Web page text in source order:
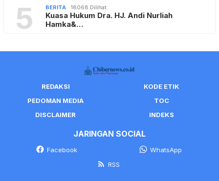
5 BERITA 18068 Dilihat
Kuasa Hukum Dra. HJ. Andi Nurliah
Hamka&…
REDAKSI
KODE ETIK
PEDOMAN MEDIA
TOC
DISCLAIMER
INDEKS
JARINGAN SOCIAL
Facebook
WhatsApp
RSS